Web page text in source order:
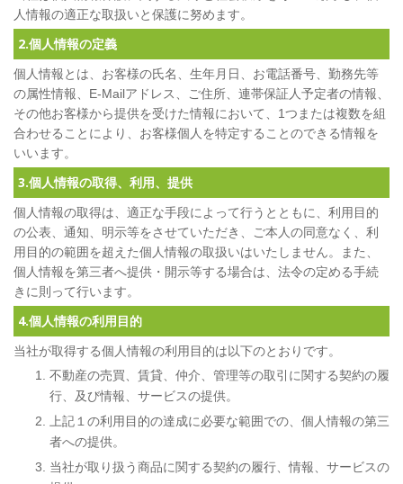
人情報の適正な取扱いと保護に努めます。
2.個人情報の定義
個人情報とは、お客様の氏名、生年月日、お電話番号、勤務先等
の属性情報、E-Mailアドレス、ご住所、連帯保証人予定者の情報、
その他お客様から提供を受けた情報において、1つまたは複数を組
合わせることにより、お客様個人を特定することのできる情報を
いいます。
3.個人情報の取得、利用、提供
個人情報の取得は、適正な手段によって行うとともに、利用目的
の公表、通知、明示等をさせていただき、ご本人の同意なく、利
用目的の範囲を超えた個人情報の取扱いはいたしません。また、
個人情報を第三者へ提供・開示等する場合は、法令の定める手続
きに則って行います。
4.個人情報の利用目的
当社が取得する個人情報の利用目的は以下のとおりです。
不動産の売買、賃貸、仲介、管理等の取引に関する契約の履
行、及び情報、サービスの提供。
上記１の利用目的の達成に必要な範囲での、個人情報の第三
者への提供。
当社が取り扱う商品に関する契約の履行、情報、サービスの